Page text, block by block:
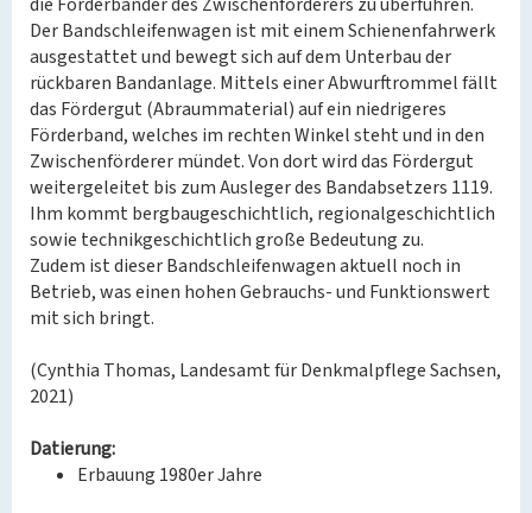
Der Bandschleifenwagen ist mit einem Schienenfahrwerk
ausgestattet und bewegt sich auf dem Unterbau der
rückbaren Bandanlage. Mittels einer Abwurftrommel fällt
das Fördergut (Abraummaterial) auf ein niedrigeres
Förderband, welches im rechten Winkel steht und in den
Zwischenförderer mündet. Von dort wird das Fördergut
weitergeleitet bis zum Ausleger des Bandabsetzers 1119.
Ihm kommt bergbaugeschichtlich, regionalgeschichtlich
sowie technikgeschichtlich große Bedeutung zu.
Zudem ist dieser Bandschleifenwagen aktuell noch in
Betrieb, was einen hohen Gebrauchs- und Funktionswert
mit sich bringt.
(Cynthia Thomas, Landesamt für Denkmalpflege Sachsen,
2021)
Datierung:
Erbauung 1980er Jahre